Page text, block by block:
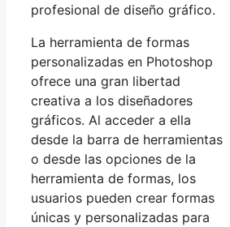
profesional de diseño gráfico.
La herramienta de formas
personalizadas en Photoshop
ofrece una gran libertad
creativa a los diseñadores
gráficos. Al acceder a ella
desde la barra de herramientas
o desde las opciones de la
herramienta de formas, los
usuarios pueden crear formas
únicas y personalizadas para